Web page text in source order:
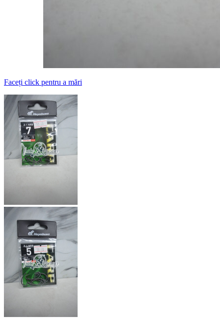
Faceți click pentru a mări